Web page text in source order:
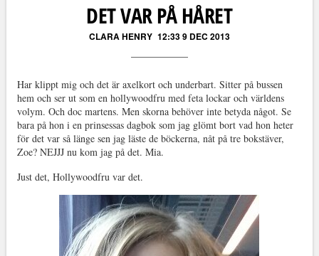
DET VAR PÅ HÅRET
CLARA HENRY 12:33 9 DEC 2013
Har klippt mig och det är axelkort och underbart. Sitter på bussen
hem och ser ut som en hollywoodfru med feta lockar och världens
volym. Och doc martens. Men skorna behöver inte betyda något. Se
bara på hon i en prinsessas dagbok som jag glömt bort vad hon heter
för det var så länge sen jag läste de böckerna, nåt på tre bokstäver,
Zoe? NEJJJ nu kom jag på det. Mia.
Just det, Hollywoodfru var det.